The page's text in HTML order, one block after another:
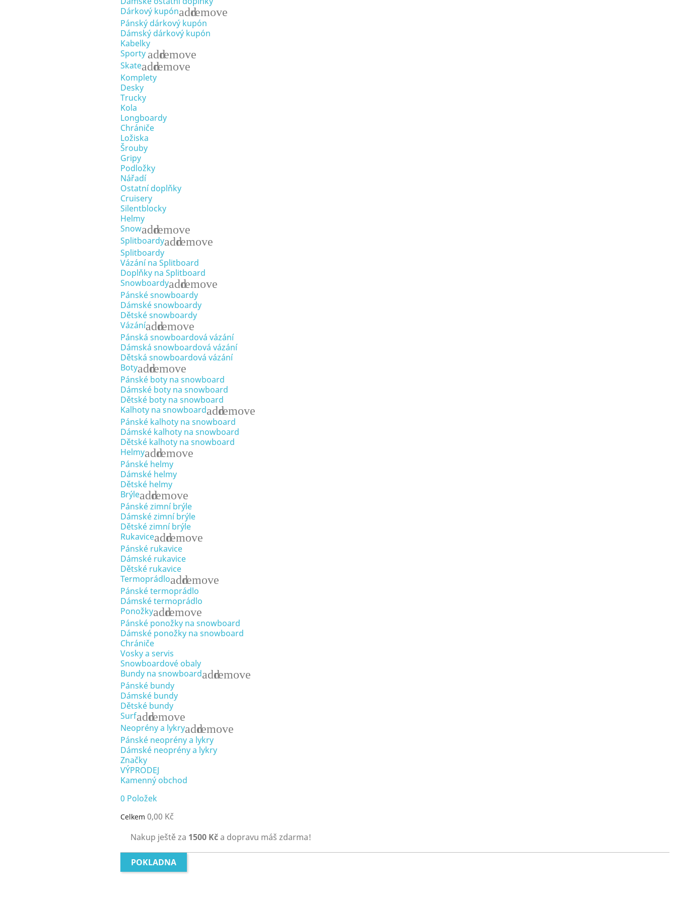
Dárkový kupónaddremove
Pánský dárkový kupón
Dámský dárkový kupón
Kabelky
Sporty addremove
Skateaddremove
Komplety
Desky
Trucky
Kola
Longboardy
Chrániče
Ložiska
Šrouby
Gripy
Podložky
Nářadí
Ostatní doplňky
Cruisery
Silentblocky
Helmy
Snowaddremove
Splitboardyaddremove
Splitboardy
Vázání na Splitboard
Doplňky na Splitboard
Snowboardyaddremove
Pánské snowboardy
Dámské snowboardy
Dětské snowboardy
Vázáníaddremove
Pánská snowboardová vázání
Dámská snowboardová vázání
Dětská snowboardová vázání
Botyaddremove
Pánské boty na snowboard
Dámské boty na snowboard
Dětské boty na snowboard
Kalhoty na snowboardaddremove
Pánské kalhoty na snowboard
Dámské kalhoty na snowboard
Dětské kalhoty na snowboard
Helmyaddremove
Pánské helmy
Dámské helmy
Dětské helmy
Brýleaddremove
Pánské zimní brýle
Dámské zimní brýle
Dětské zimní brýle
Rukaviceaddremove
Pánské rukavice
Dámské rukavice
Dětské rukavice
Termoprádloaddremove
Pánské termoprádlo
Dámské termoprádlo
Ponožkyaddremove
Pánské ponožky na snowboard
Dámské ponožky na snowboard
Chrániče
Vosky a servis
Snowboardové obaly
Bundy na snowboardaddremove
Pánské bundy
Dámské bundy
Dětské bundy
Surfaddremove
Neoprény a lykryaddremove
Pánské neoprény a lykry
Dámské neoprény a lykry
Značky
VÝPRODEJ
Kamenný obchod
0 Položek
Celkem 0,00 Kč
Nakup ještě za 1500 Kča dopravu máš zdarma!
POKLADNA